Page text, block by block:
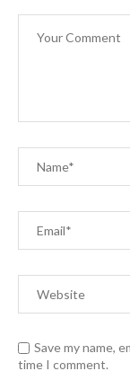
Save my name,
time I comment.